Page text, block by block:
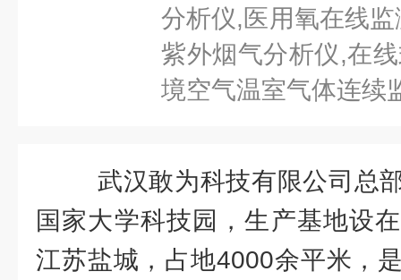
分析仪,医用氧在线
紫外烟气分析仪,在
境空气温室气体连续
武汉敢为科技有限公司总部
国家大学科技园，生产基地设
江苏盐城，占地4000余平米，